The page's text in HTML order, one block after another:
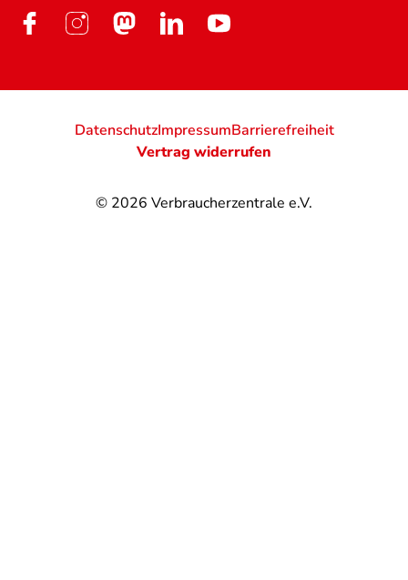
© 2026 Verbraucherzentrale e.V.
DatenschutzImpressumBarrierefreiheit
Vertrag widerrufen